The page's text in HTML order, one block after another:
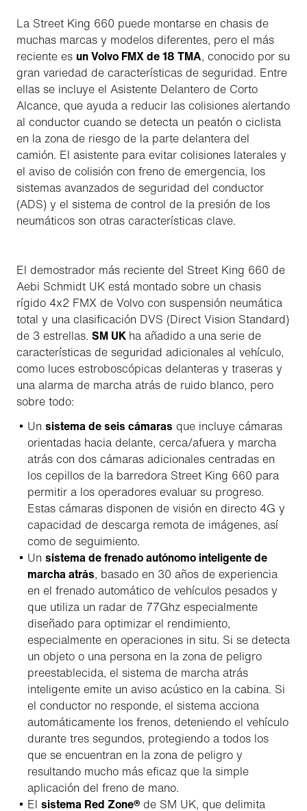
La Street King 660 puede montarse en chasis de
muchas marcas y modelos diferentes, pero el más
reciente es un Volvo FMX de 18 TMA, conocido por su
gran variedad de características de seguridad. Entre
ellas se incluye el Asistente Delantero de Corto
Alcance, que ayuda a reducir las colisiones alertando
al conductor cuando se detecta un peatón o ciclista
en la zona de riesgo de la parte delantera del
camión. El asistente para evitar colisiones laterales y
el aviso de colisión con freno de emergencia, los
sistemas avanzados de seguridad del conductor
(ADS) y el sistema de control de la presión de los
neumáticos son otras características clave.
El demostrador más reciente del Street King 660 de
Aebi Schmidt UK está montado sobre un chasis
rígido 4x2 FMX de Volvo con suspensión neumática
total y una clasificación DVS (Direct Vision Standard)
de 3 estrellas. SM UK ha añadido a una serie de
características de seguridad adicionales al vehículo,
como luces estroboscópicas delanteras y traseras y
una alarma de marcha atrás de ruido blanco, pero
sobre todo:
Un sistema de seis cámaras que incluye cámaras
orientadas hacia delante, cerca/afuera y marcha
atrás con dos cámaras adicionales centradas en
los cepillos de la barredora Street King 660 para
permitir a los operadores evaluar su progreso.
Estas cámaras disponen de visión en directo 4G y
capacidad de descarga remota de imágenes, así
como de seguimiento.
Un sistema de frenado autónomo inteligente de
marcha atrás, basado en 30 años de experiencia
en el frenado automático de vehículos pesados y
que utiliza un radar de 77Ghz especialmente
diseñado para optimizar el rendimiento,
especialmente en operaciones in situ. Si se detecta
un objeto o una persona en la zona de peligro
preestablecida, el sistema de marcha atrás
inteligente emite un aviso acústico en la cabina. Si
el conductor no responde, el sistema acciona
automáticamente los frenos, deteniendo el vehículo
durante tres segundos, protegiendo a todos los
que se encuentran en la zona de peligro y
resultando mucho más eficaz que la simple
aplicación del freno de mano.
El sistema Red Zone®de SM UK, que delimita